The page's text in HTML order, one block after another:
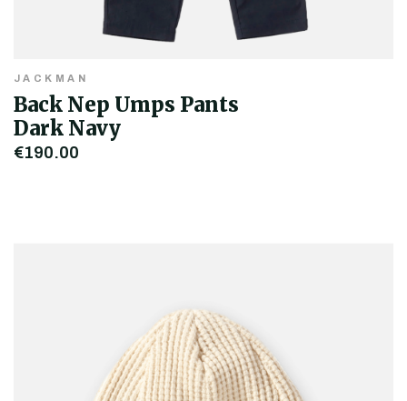
JACKMAN
Back Nep Umps Pants
Dark Navy
€190,00